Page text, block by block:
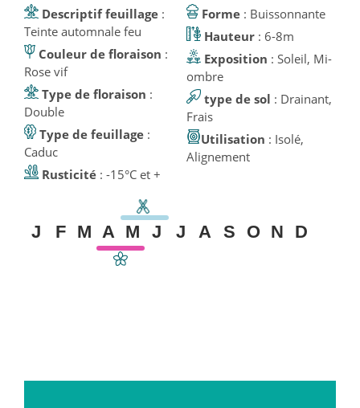
Descriptif feuillage :
Teinte automnale feu
Couleur de floraison :
Rose vif
Type de floraison :
Double
Type de feuillage :
Caduc
Rusticité : -15°C et +
Forme
: Buissonnante
Hauteur: 6-8m
Exposition : Soleil, Mi-
ombre
type de sol : Drainant,
Frais
Utilisation : Isolé,
Alignement
J F M A M J J A S O N D